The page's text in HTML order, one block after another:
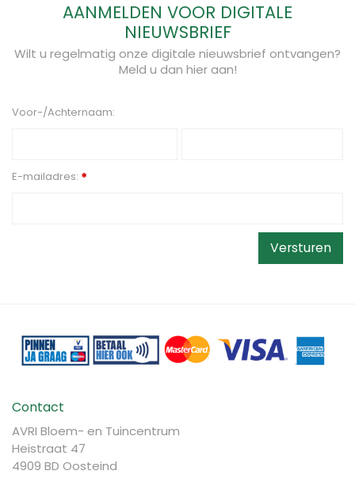
AANMELDEN VOOR DIGITALE
NIEUWSBRIEF
Wilt u regelmatig onze digitale nieuwsbrief ontvangen?
Meld u dan hier aan!
Voor-/Achternaam:
E-mailadres: *
Contact
AVRI Bloem- en Tuincentrum
Heistraat 47
4909 BD Oosteind